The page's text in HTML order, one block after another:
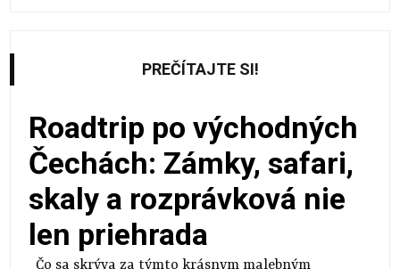
PREČÍTAJTE SI!
Roadtrip po východných
Čechách: Zámky, safari,
skaly a rozprávková nie
len priehrada
Čo sa skrýva za týmto krásnym malebným